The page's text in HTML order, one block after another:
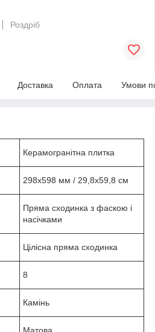
Роздріб
Доставка Оплата Умови
Керамогранітна плитка
298х598 мм / 29,8х59,8 см
Пряма сходинка з фаскою і
насічками
Цілісна пряма сходинка
8
Камінь
Матова